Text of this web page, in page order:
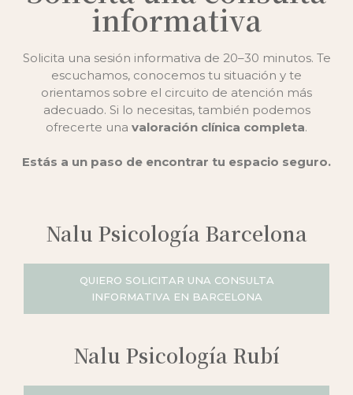
informativa
Solicita una sesión informativa de 20–30 minutos. Te
escuchamos, conocemos tu situación y te
orientamos sobre el circuito de atención más
adecuado. Si lo necesitas, también podemos
ofrecerte una valoración clínica completa.
Estás a un paso de encontrar tu espacio seguro.
Nalu Psicología Barcelona
QUIERO SOLICITAR UNA CONSULTA
INFORMATIVA EN BARCELONA
Nalu Psicología Rubí